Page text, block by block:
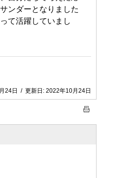
ンダーとなりました
て活躍していまし
24日 / 更新日: 2022年10月24日